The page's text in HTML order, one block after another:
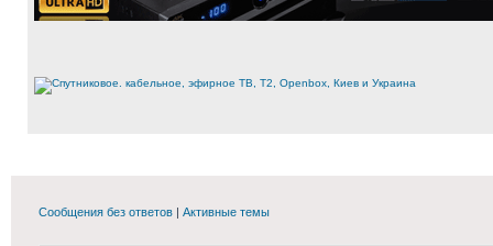
Сообщения без ответов | Активные темы